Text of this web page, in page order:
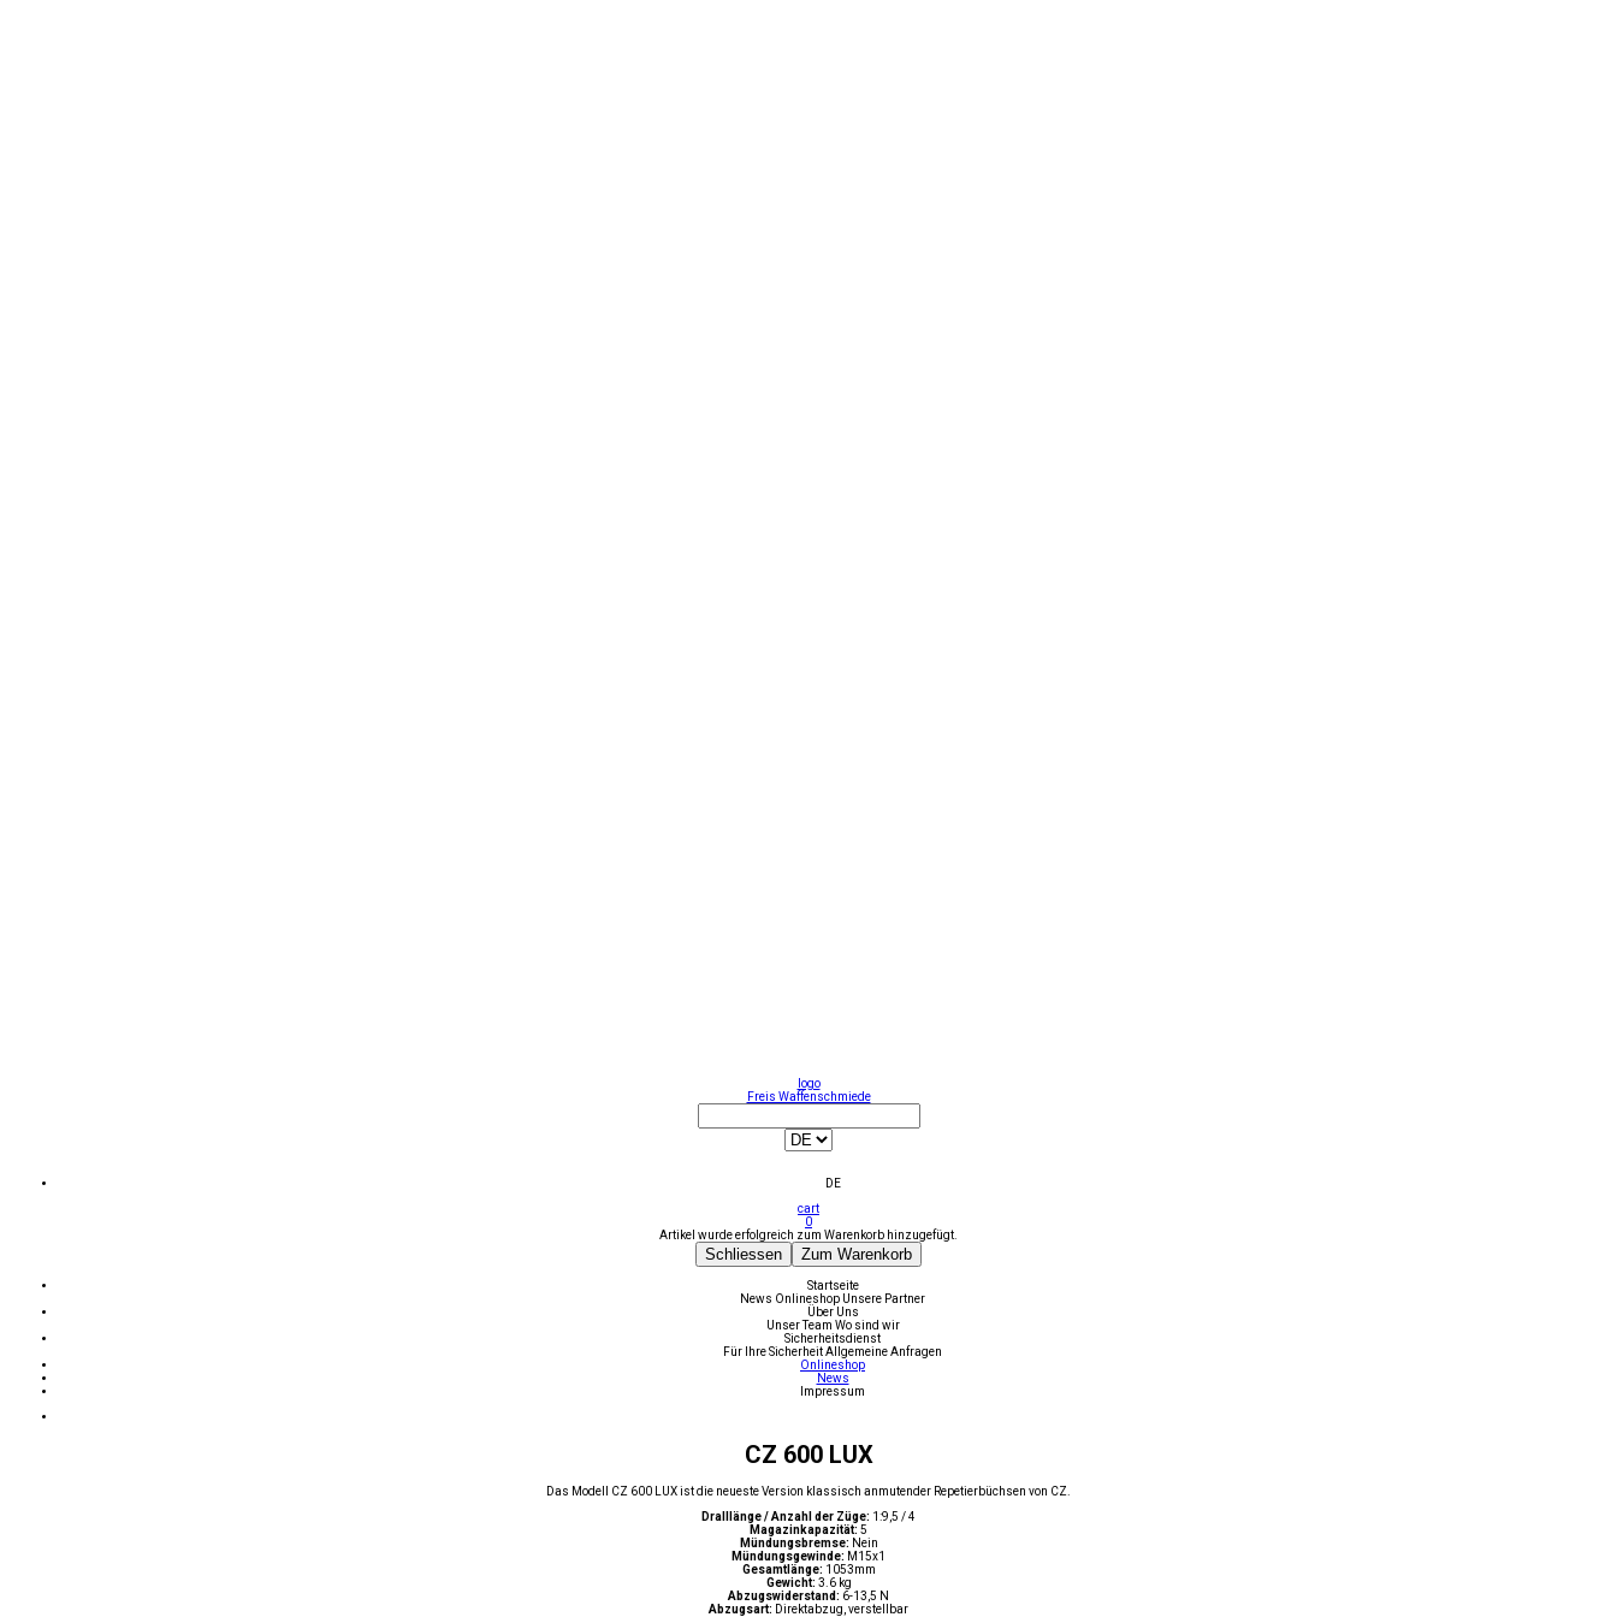
logo
Freis Waffenschmiede
DE
cart
0
Artikel wurde erfolgreich zum Warenkorb hinzugefügt.
Schliessen Zum Warenkorb
Startseite
News Onlineshop Unsere Partner
Über Uns
Unser Team Wo sind wir
Sicherheitsdienst
Für Ihre SicherheitAllgemeine Anfragen
Onlineshop
News
Impressum
CZ 600 LUX
Das Modell CZ 600 LUX ist die neueste Version klassisch anmutender Repetierbüchsen von CZ.
Dralllänge / Anzahl der Züge: 1:9,5 / 4
Magazinkapazität: 5
Mündungsbremse: Nein
Mündungsgewinde: M15x1
Gesamtlänge: 1053mm
Gewicht: 3.6 kg
Abzugswiderstand: 6-13,5 N
Abzugsart: Direktabzug, verstellbar